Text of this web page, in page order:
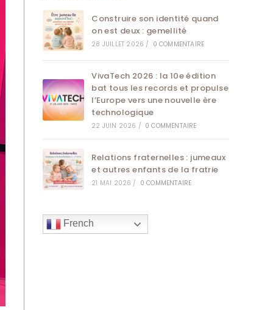
Construire son identité quand
on est deux : gemellité
28 JUILLET 2026 / 0 COMMENTAIRE
VivaTech 2026 : la 10e édition
bat tous les records et propulse
l’Europe vers une nouvelle ère
technologique
22 JUIN 2026 / 0 COMMENTAIRE
Relations fraternelles : jumeaux
et autres enfants de la fratrie
21 MAI 2026 / 0 COMMENTAIRE
French